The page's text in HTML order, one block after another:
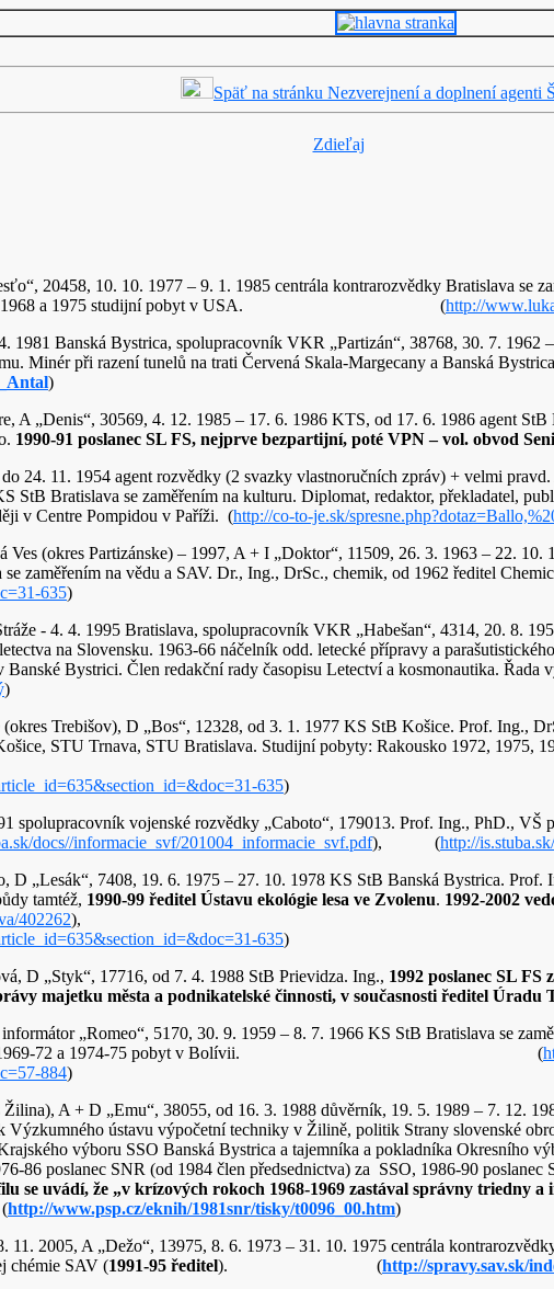
Späť na stránku Nezverejnení a doplnení agenti
Zdieľaj
20458, 10. 10. 1977 – 9. 1. 1985 centrála kontrarozvědky Bratislava se
1968 a 1975 studijní pobyt v USA. (http://
1981 Banská Bystrica, spolupracovník VKR „Partizán“, 38768, 30. 7.
Minér při razení tunelů na trati Červená Skala-Margecany a Banská
)
A „Denis“, 30569, 4. 12. 1985 – 17. 6. 1986 KTS, od 17. 6. 1986 agent
1990-91 poslanec SL FS, nejprve bezpartijní, poté VPN – vol. obvod
24. 11. 1954 agent rozvědky (2 svazky vlastnoručních zpráv) + velmi
StB Bratislava se zaměřením na kulturu. Diplomat, redaktor, překladatel,
v Centre Pompidou v Paříži. (http://co-to-je.sk/
Ves (okres Partizánske) – 1997, A + I „Doktor“, 11509, 26. 3. 1963 – 22.
zaměřením na vědu a SAV. Dr., Ing., DrSc., chemik, od 1962 ředitel
635)
- 4. 4. 1995 Bratislava, spolupracovník VKR „Habešan“, 4314, 20. 8.
na Slovensku. 1963-66 náčelník odd. letecké přípravy a
Bystrici. Člen redakční rady časopisu Letectví a kosmonautika. Řada
)
(okres Trebišov), D „Bos“, 12328, od 3. 1. 1977 KS StB Košice. Prof. Ing.,
Košice, STU Trnava, STU Bratislava. Studijní pobyty: Rakousko
635)
spolupracovník vojenské rozvědky „Caboto“, 179013. Prof. Ing., PhD., VŠ
docs//informacie_svf/201004_informacie_svf.pdf), (http://
D „Lesák“, 7408, 19. 6. 1975 – 27. 10. 1978 KS StB Banská Bystrica.
tamtéž, 1990-99 ředitel Ústavu ekológie lesa ve Zvolenu. 1992-2002
402262),
635)
D „Styk“, 17716, od 7. 4. 1988 StB Prievidza. Ing., 1992 poslanec SL FS
majetku města a podnikatelské činnosti, v současnosti ředitel Úradu
„Romeo“, 5170, 30. 9. 1959 – 8. 7. 1966 KS StB Bratislava se
1969-72 a 1974-75 pobyt v Bolívii. (
884)
A + D „Emu“, 38055, od 16. 3. 1988 důvěrník, 19. 5. 1989 – 7. 12.
ústavu výpočetní techniky v Žilině, politik Strany slovenské
výboru SSO Banská Bystrica a tajemníka a pokladníka Okresního
86 poslanec SNR (od 1984 člen předsednictva) za SSO, 1986-90
se uvádí, že „v krízových rokoch 1968-1969 zastával správny triedny
http://www.psp.cz/eknih/1981snr/tisky/t0096_00.htm)
11. 2005, A „Dežo“, 13975, 8. 6. 1973 – 31. 10. 1975 centrála
chémie SAV (1991-95 ředitel). (http://spravy.sav.sk/